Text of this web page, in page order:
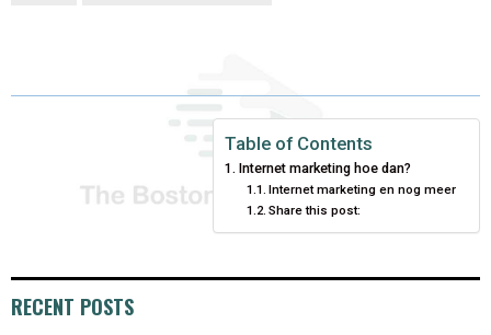
Table of Contents
Internet marketing hoe dan?
Internet marketing en nog meer
Share this post:
RECENT POSTS